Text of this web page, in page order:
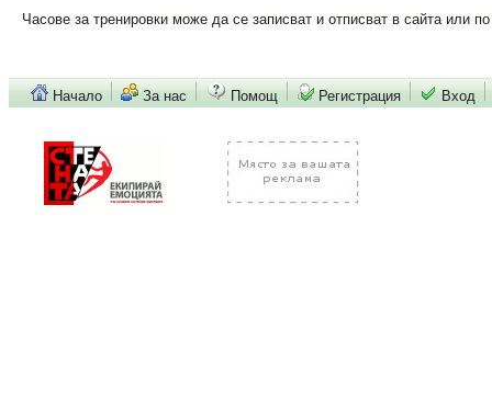
Часове за тренировки може да се записват и отписват в сайта или
Начало За нас Помощ Регистрация Вход